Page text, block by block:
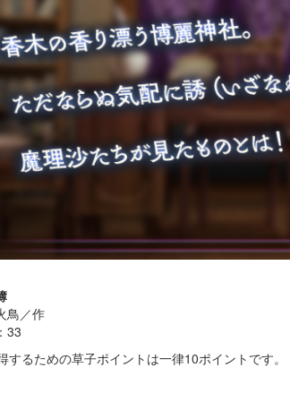
鳥／作
33
するための草子ポイントは一律10ポイントです。